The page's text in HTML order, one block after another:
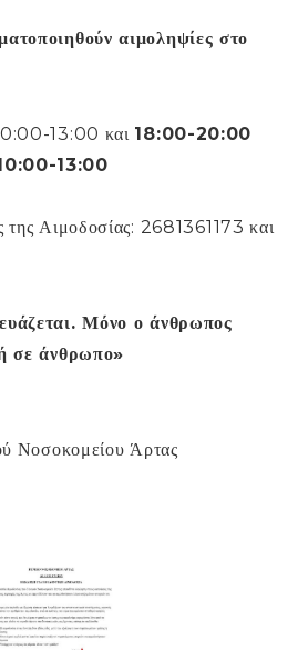
αιμοληψίες στο
13:00 και 18:00-20:00
13:00
της Αιμοδοσίας: 2681361173 και
Μόνο ο άνθρωπος
σε άνθρωπο»
Νοσοκομείου Άρτας